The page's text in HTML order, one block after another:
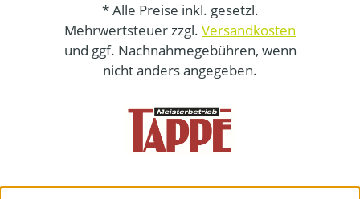
* Alle Preise inkl. gesetzl.
Mehrwertsteuer zzgl. Versandkosten
und ggf. Nachnahmegebühren, wenn
nicht anders angegeben.